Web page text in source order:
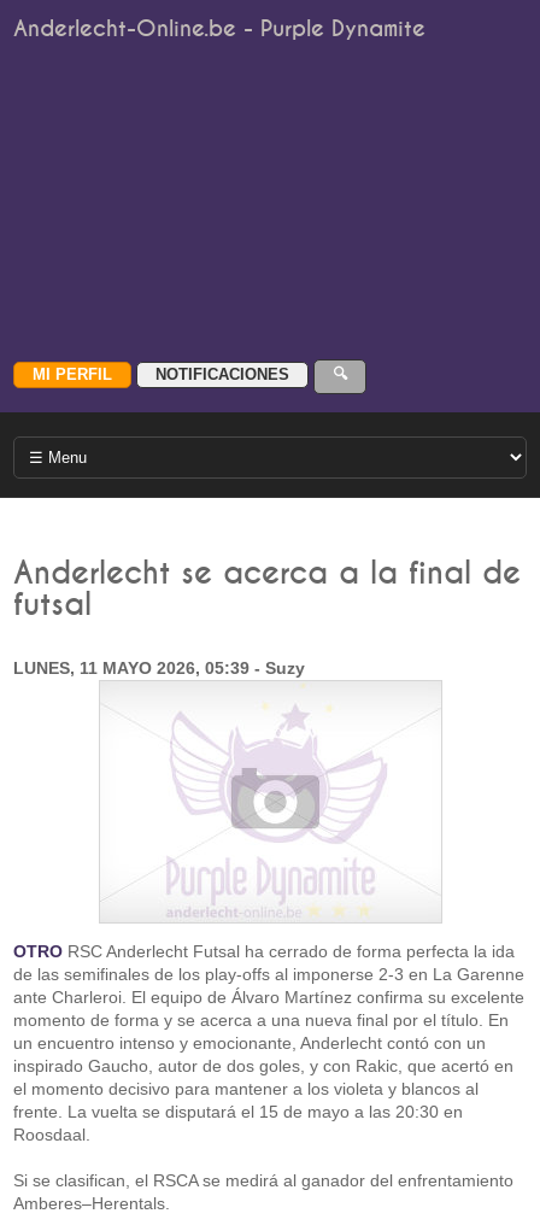
Anderlecht-Online.be - Purple Dynamite
Anderlecht se acerca a la final de
futsal
LUNES, 11 MAYO 2026, 05:39 - Suzy
OTRO RSC Anderlecht Futsal ha cerrado de forma perfecta la ida
de las semifinales de los play-offs al imponerse 2-3 en La Garenne
ante Charleroi. El equipo de Álvaro Martínez confirma su excelente
momento de forma y se acerca a una nueva final por el título. En
un encuentro intenso y emocionante, Anderlecht contó con un
inspirado Gaucho, autor de dos goles, y con Rakic, que acertó en
el momento decisivo para mantener a los violeta y blancos al
frente. La vuelta se disputará el 15 de mayo a las 20:30 en
Roosdaal.
Si se clasifican, el RSCA se medirá al ganador del enfrentamiento
Amberes–Herentals.